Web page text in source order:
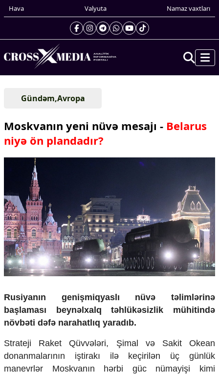
Hava Valyuta Namaz vaxtları
Gündəm
Xarici xəbərlər
Cənubi Qafqaz
Yaxın Şərq
Avropa
Amerika
Asiya
Afrika
Çarpaz baxış
Təhlil
Siyasi
Geosiyasi
İqtisadi
Araşdırma
Multimedia
Video
İnfoqrafika
Podcast
Gündəm,Avropa
Moskvanın yeni nüvə mesajı - Belarus
niyə ön plandadır?
Rusiyanın genişmiqyaslı nüvə təlimlərinə
başlaması beynəlxalq təhlükəsizlik mühitində
növbəti dəfə narahatlıq yaradıb.
Strateji Raket Qüvvələri, Şimal və Sakit Okean
donanmalarının iştirakı ilə keçirilən üç günlük
manevrlər Moskvanın hərbi güc nümayişi kimi